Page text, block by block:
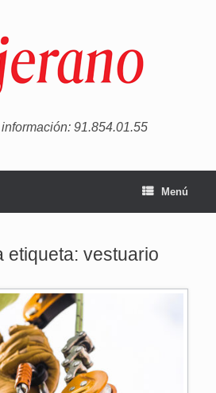
91.854.01.55
Menú
etiqueta: vestuario